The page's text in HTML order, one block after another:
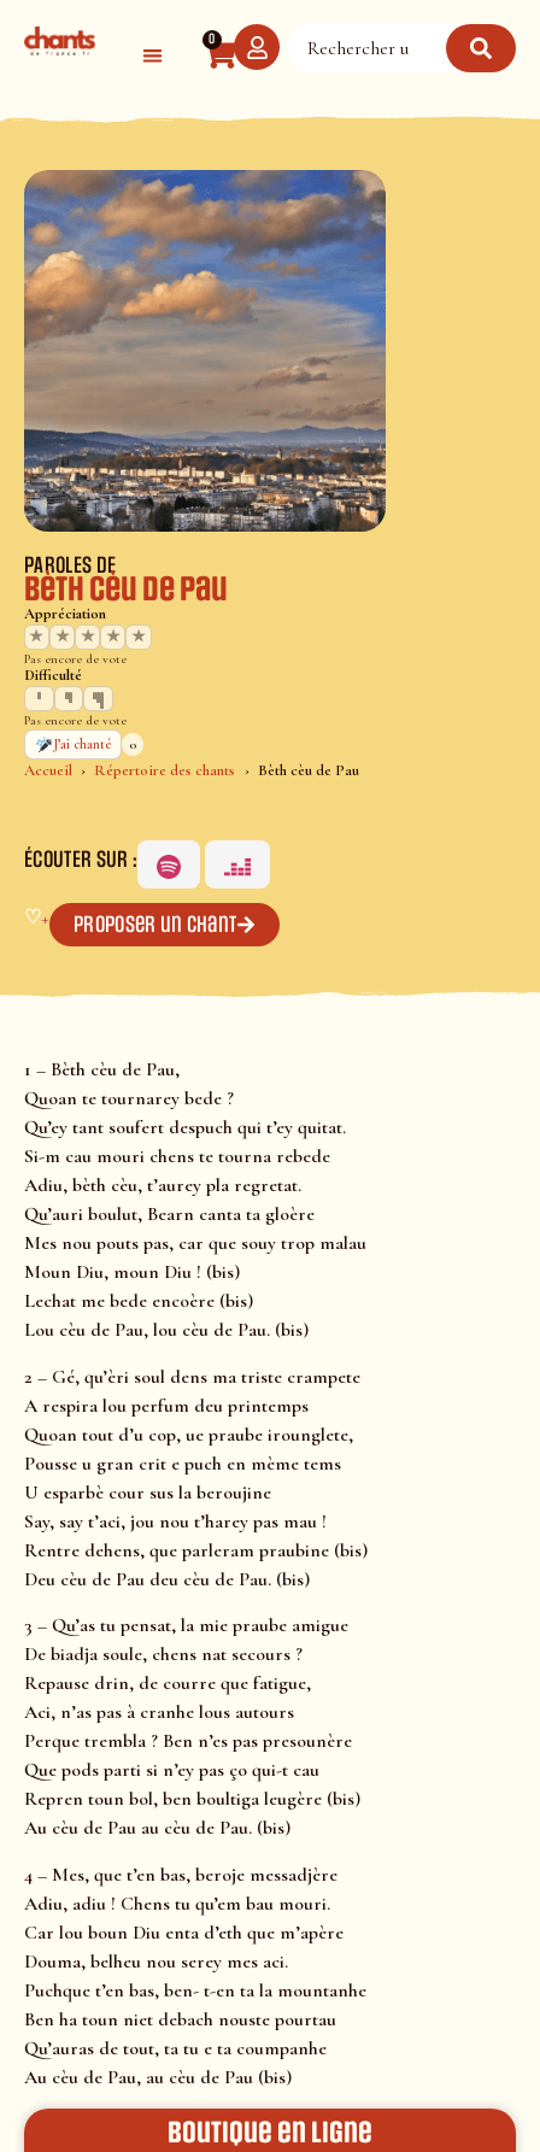
0
Accueil Répertoire des chants Bèth cèu de Pau
PAROLES DE
Bèth cèu de Pau
Appréciation
★
★ ★ ★ ★
Pas encore de vote
Difficulté
Pas encore de vote
J’ai chanté
0
ÉCOUTER SUR :
♡+ Proposer un chant
1 – Bèth cèu de Pau,
Quoan te tournarey bede ?
Qu’ey tant soufert despuch qui t’ey quitat.
Si-m cau mouri chens te tourna rebede
Adiu, bèth cèu, t’aurey pla regretat.
Qu’auri boulut, Bearn canta ta gloère
Mes nou pouts pas, car que souy trop malau
Moun Diu, moun Diu ! (bis)
Lechat me bede encoère (bis)
Lou cèu de Pau, lou cèu de Pau. (bis)
2 – Gé, qu’èri soul dens ma triste crampete
A respira lou perfum deu printemps
Quoan tout d’u cop, ue praube irounglete,
Pousse u gran crit e puch en mème tems
U esparbè cour sus la beroujine
Say, say t’aci, jou nou t’harey pas mau !
Rentre dehens, que parleram praubine (bis)
Deu cèu de Pau deu cèu de Pau. (bis)
3 – Qu’as tu pensat, la mie praube amigue
De biadja soule, chens nat secours ?
Repause drin, de courre que fatigue,
Aci, n’as pas à cranhe lous autours
Perque trembla ? Ben n’es pas presounère
Que pods parti si n’ey pas ço qui-t cau
Repren toun bol, ben boultiga leugère (bis)
Au cèu de Pau au cèu de Pau. (bis)
4 – Mes, que t’en bas, beroje messadjère
Adiu, adiu ! Chens tu qu’em bau mouri.
Car lou boun Diu enta d’eth que m’apère
Douma, belheu nou serey mes aci.
Puchque t’en bas, ben- t-en ta la mountanhe
Ben ha toun niet debach nouste pourtau
Qu’auras de tout, ta tu e ta coumpanhe
Au cèu de Pau, au cèu de Pau (bis)
Boutique en ligne